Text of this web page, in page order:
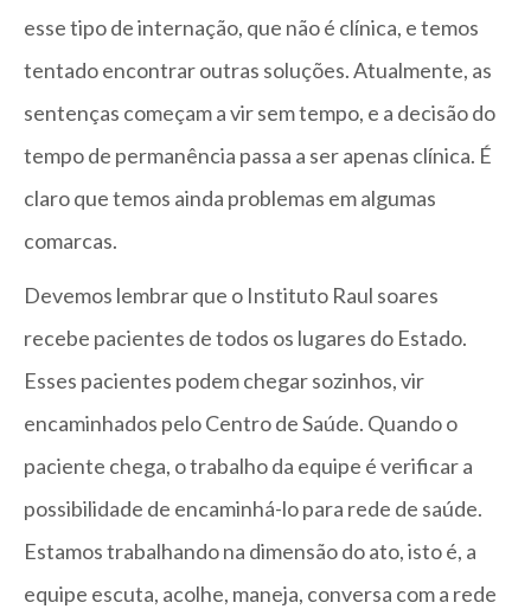
esse tipo de internação, que não é clínica, e temos
tentado encontrar outras soluções. Atualmente, as
sentenças começam a vir sem tempo, e a decisão do
tempo de permanência passa a ser apenas clínica. É
claro que temos ainda problemas em algumas
comarcas.
Devemos lembrar que o Instituto Raul soares
recebe pacientes de todos os lugares do Estado.
Esses pacientes podem chegar sozinhos, vir
encaminhados pelo Centro de Saúde. Quando o
paciente chega, o trabalho da equipe é verificar a
possibilidade de encaminhá-lo para rede de saúde.
Estamos trabalhando na dimensão do ato, isto é, a
equipe escuta, acolhe, maneja, conversa com a rede